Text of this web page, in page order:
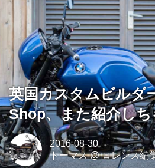
英国カスタムビルダ
Shop、また紹介し
2016-08-30
トーマス@ロレンス編